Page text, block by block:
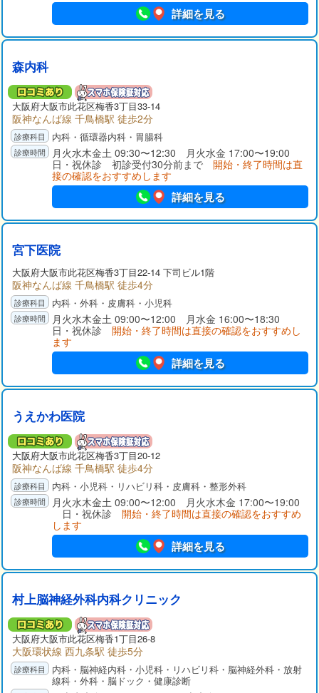
詳細を見る
森内科
大阪府大阪市此花区梅香3丁目33-14
阪神なんば線 千鳥橋駅 徒歩2分
内科・循環器内科・胃腸科
月火水木金土 09:30〜12:30 月火水金 17:00〜19:00
日・祝休診 初診受付30分前まで 開始・終了時間は直
接の確認をおすすめします
詳細を見る
宮下医院
大阪府大阪市此花区梅香3丁目22-14 下司ビル1階
阪神なんば線 千鳥橋駅 徒歩4分
内科・外科・皮膚科・小児科
月火水木金土 09:00〜12:00 月水金 16:00〜18:30
日・祝休診 開始・終了時間は直接の確認をおすすめし
ます
詳細を見る
うえかわ医院
大阪府大阪市此花区梅香3丁目20-12
阪神なんば線 千鳥橋駅 徒歩4分
内科・小児科・リハビリ科・皮膚科・整形外科
月火水木金土 09:00〜12:00 月火水木金 17:00〜19:00
日・祝休診 開始・終了時間は直接の確認をおすすめ
します
詳細を見る
村上脳神経外科内科クリニック
大阪府大阪市此花区梅香1丁目26-8
大阪環状線 西九条駅 徒歩5分
内科・脳神経内科・小児科・リハビリ科・脳神経外科・放射
線科・外科・脳ドック・健康診断